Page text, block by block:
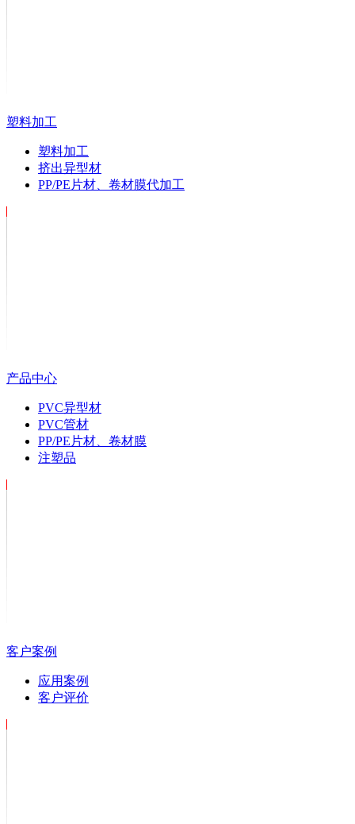
塑料加工
塑料加工
挤出异型材
PP/PE片材、卷材膜代加工
产品中心
PVC异型材
PVC管材
PP/PE片材、卷材膜
注塑品
客户案例
应用案例
客户评价